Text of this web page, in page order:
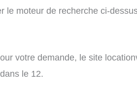
le moteur de recherche ci-
votre demande, le site
le 12.